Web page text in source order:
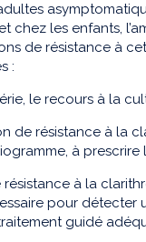
chez les enfants,
de résistance à
:
le recours à la
de résistance à la
à
à la
pour détecter
guidé